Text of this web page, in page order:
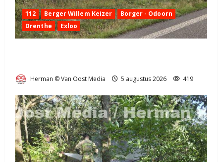
112 Berger Willem Keizer
Borger - Odoorn
Drenthe
Exloo
Herman © Van Oost Media 5 augustus 2026 419